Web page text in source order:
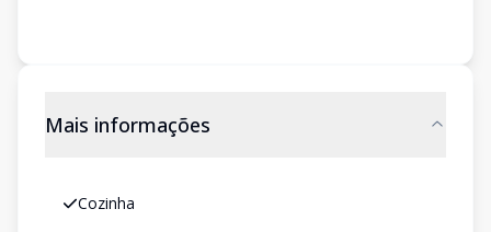
Mais informações
Cozinha